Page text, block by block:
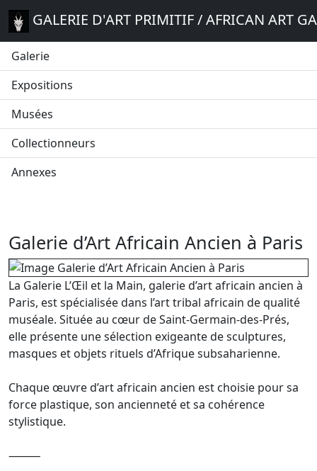
GALERIE D'ART PRIMITIF / AFRICAN ART
Galerie
Expositions
Musées
Collectionneurs
Annexes
Galerie d’Art Africain Ancien à Paris
La Galerie L’Œil et la Main, galerie d’art africain ancien à
Paris, est spécialisée dans l’art tribal africain de qualité
muséale. Située au cœur de Saint-Germain-des-Prés,
elle présente une sélection exigeante de sculptures,
masques et objets rituels d’Afrique subsaharienne.
Chaque œuvre d’art africain ancien est choisie pour sa
force plastique, son ancienneté et sa cohérence
stylistique.
⸻